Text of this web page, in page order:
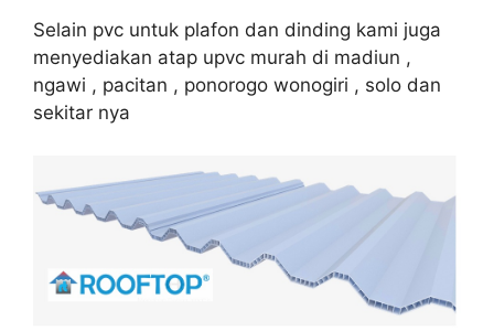
Selain pvc untuk plafon dan dinding kami juga
menyediakan atap upvc murah di madiun ,
ngawi , pacitan , ponorogo wonogiri , solo dan
sekitar nya